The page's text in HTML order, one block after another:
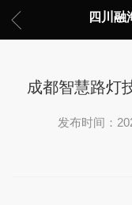
四川融
成都智慧路灯
发布时间：